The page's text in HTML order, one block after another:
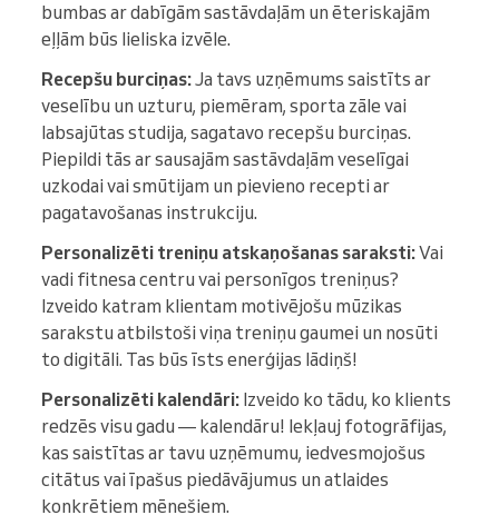
bumbas ar dabīgām sastāvdaļām un ēteriskajām
eļļām būs lieliska izvēle.
Recepšu burciņas:Ja tavs uzņēmums saistīts ar
veselību un uzturu, piemēram, sporta zāle vai
labsajūtas studija, sagatavo recepšu burciņas.
Piepildi tās ar sausajām sastāvdaļām veselīgai
uzkodai vai smūtijam un pievieno recepti ar
pagatavošanas instrukciju.
Personalizēti treniņu atskaņošanas saraksti:Vai
vadi fitnesa centru vai personīgos treniņus?
Izveido katram klientam motivējošu mūzikas
sarakstu atbilstoši viņa treniņu gaumei un nosūti
to digitāli. Tas būs īsts enerģijas lādiņš!
Personalizēti kalendāri: Izveido ko tādu, ko klients
redzēs visu gadu — kalendāru! Iekļauj fotogrāfijas,
kas saistītas ar tavu uzņēmumu, iedvesmojošus
citātus vai īpašus piedāvājumus un atlaides
konkrētiem mēnešiem.